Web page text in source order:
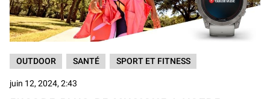
OUTDOOR SANTÉ SPORT ET FITNESS
juin 12, 2024, 2:43